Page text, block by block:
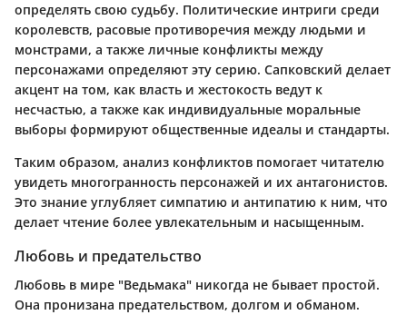
определять свою судьбу. Политические интриги среди
королевств, расовые противоречия между людьми и
монстрами, а также личные конфликты между
персонажами определяют эту серию. Сапковский делает
акцент на том, как власть и жестокость ведут к
несчастью, а также как индивидуальные моральные
выборы формируют общественные идеалы и стандарты.
Таким образом, анализ конфликтов помогает читателю
увидеть многогранность персонажей и их антагонистов.
Это знание углубляет симпатию и антипатию к ним, что
делает чтение более увлекательным и насыщенным.
Любовь и предательство
Любовь в мире "Ведьмака" никогда не бывает простой.
Она пронизана предательством, долгом и обманом.